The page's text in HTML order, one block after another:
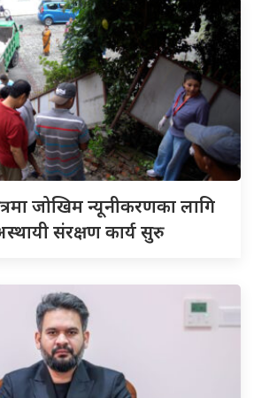
जोखिम न्यूनीकरणका लागि
संरक्षण कार्य सुरु